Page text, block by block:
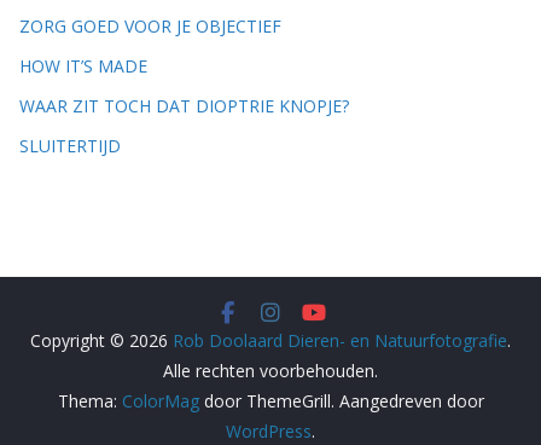
ZORG GOED VOOR JE OBJECTIEF
HOW IT’S MADE
WAAR ZIT TOCH DAT DIOPTRIE KNOPJE?
SLUITERTIJD
Copyright © 2026 Rob Doolaard Dieren- en Natuurfotografie.
Alle rechten voorbehouden.
Thema: ColorMagdoor ThemeGrill. Aangedreven door
WordPress.